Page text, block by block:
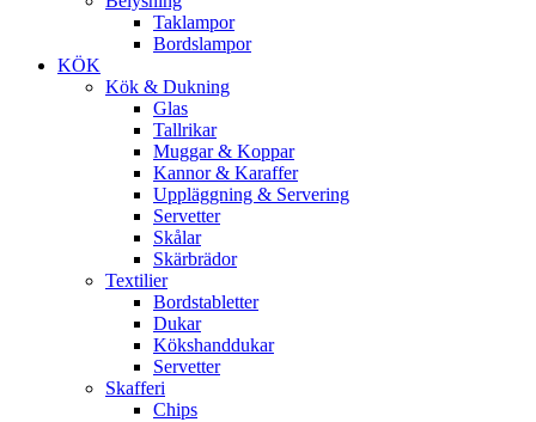
Taklampor
Bordslampor
KÖK
Kök & Dukning
Glas
Tallrikar
Muggar & Koppar
Kannor & Karaffer
Uppläggning & Servering
Servetter
Skålar
Skärbrädor
Textilier
Bordstabletter
Dukar
Kökshanddukar
Servetter
Skafferi
Chips